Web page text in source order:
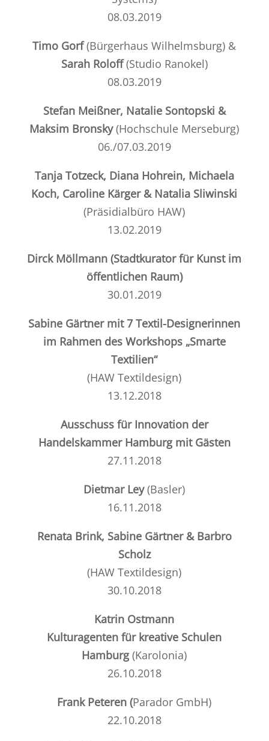
08.03.2019
Timo Gorf(Bürgerhaus Wilhelmsburg) &
Sarah Roloff(Studio Ranokel)
08.03.2019
Stefan Meißner, Natalie Sontopski &
Maksim Bronsky(Hochschule Merseburg)
06./07.03.2019
Tanja Totzeck, Diana Hohrein, Michaela
Koch, Caroline Kärger & Natalia Sliwinski
(Präsidialbüro HAW)
13.02.2019
Dirck Möllmann (Stadtkuratorfür Kunst im
öffentlichen Raum)
30.01.2019
Sabine Gärtner mit 7 Textil-Designerinnen
im Rahmen des Workshops „Smarte
Textilien“
(HAW Textildesign)
13.12.2018
Ausschuss für Innovation der
Handelskammer Hamburg mit Gästen
27.11.2018
Dietmar Ley(Basler)
16.11.2018
Renata Brink, Sabine Gärtner & Barbro
Scholz
(HAW Textildesign)
30.10.2018
Katrin Ostmann
Kulturagenten für kreative Schulen
Hamburg(Karolonia)
26.10.2018
Frank Peteren (Parador GmbH)
22.10.2018